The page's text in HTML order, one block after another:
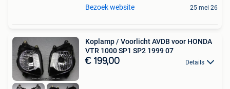
Bezoek website 25 mei 26
Koplamp / Voorlicht AVDB voor HONDA
VTR 1000 SP1 SP2 1999 07
€ 199,00 Details